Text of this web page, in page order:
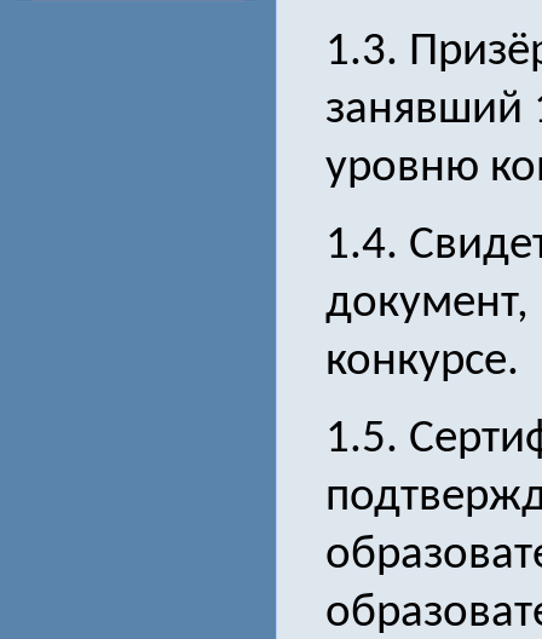
1.3.
занявший
уровню
1.4.
конкурсе.
1.5.